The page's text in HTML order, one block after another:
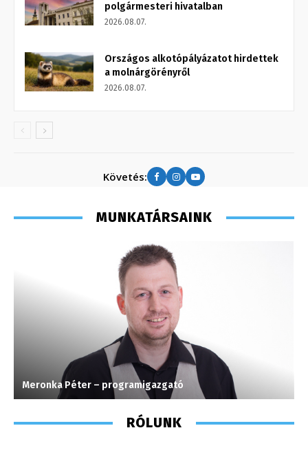
polgármesteri hivatalban
2026.08.07.
Országos alkotópályázatot hirdettek
a molnárgörényről
2026.08.07.
Követés:
MUNKATÁRSAINK
Meronka Péter – programigazgató
RÓLUNK